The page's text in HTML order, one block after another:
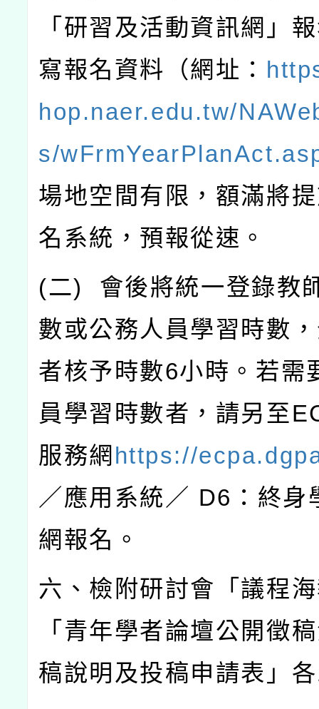
「研習及活動資訊網」
寫報名資料（網址：
hop.naer.edu.tw/
s/
場地空間有限，額滿將
名系統，預報從速。
(二) 會後將統一登錄教
數或公務人員學習時數
者核予時數6小時。若需
員學習時數者，請另至
服務網 https://
／應用系統／ D6 ：終
網報名。
六、檢附研討會「議程
「青年學者論壇公開徵
稿說明及投稿申請表」各